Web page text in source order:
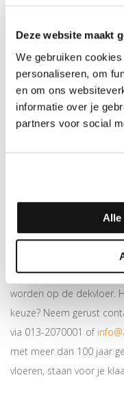
Deze website maakt
We gebruiken
personaliseren, om
en om ons
informatie over je
partners voor social
Alle
Spaanplaat plaat
83x125cm (1.05m2)
14,50
Ontdek onze
worden op de dekvloer.
keuze? Neem gerust
via 013-2070001 of
met meer dan 100 jaar
vloeren, staan voor je